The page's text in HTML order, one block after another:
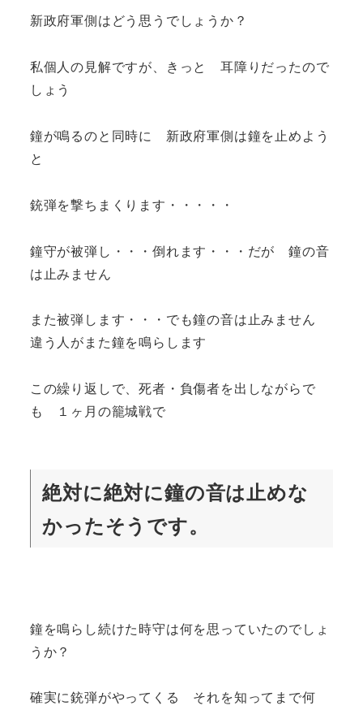
新政府軍側はどう思うでしょうか？
私個人の見解ですが、きっと 耳障りだったので
しょう
鐘が鳴るのと同時に 新政府軍側は鐘を止めよう
と
銃弾を撃ちまくります・・・・・
鐘守が被弾し・・・倒れます・・・だが 鐘の音
は止みません
また被弾します・・・でも鐘の音は止みません
違う人がまた鐘を鳴らします
この繰り返しで、死者・負傷者を出しながらで
も １ヶ月の籠城戦で
絶対に絶対に鐘の音は止めな
かったそうです。
鐘を鳴らし続けた時守は何を思っていたのでしょ
うか？
確実に銃弾がやってくる それを知ってまで何